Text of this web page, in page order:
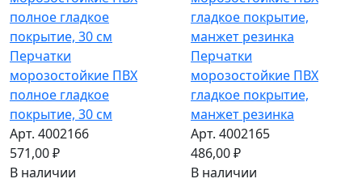
Перчатки
морозостойкие ПВХ
полное гладкое
покрытие, 30 см
Арт. 4002166
571,00 ₽
В наличии
Перчатки
морозостойкие ПВХ
гладкое покрытие,
манжет резинка
Арт. 4002165
486,00 ₽
В наличии